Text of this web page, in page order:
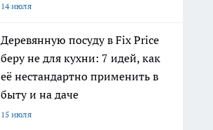
14 июля
Деревянную посуду в Fix Price
беру не для кухни: 7 идей, как
её нестандартно применить в
быту и на даче
15 июля